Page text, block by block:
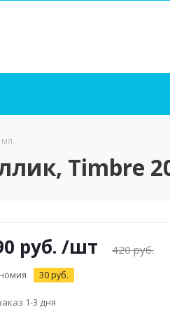
Timbre
руб. /шт 420руб.
30 руб.
1-3 дня